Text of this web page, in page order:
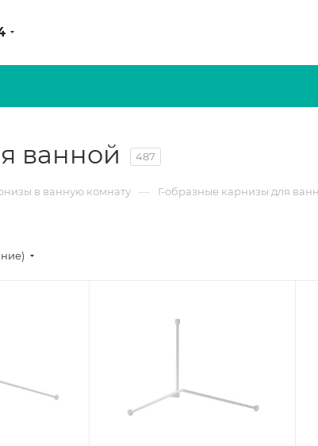
ванной 487
в ванную комнату — Г-образные карнизы для